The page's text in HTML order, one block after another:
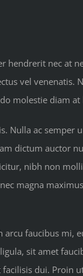
hendrerit nec at
vel venenatis.
molestie diam at
Nulla ac
dictum
nibh non
magna
faucibus mi,
sit amet
dui. Proin